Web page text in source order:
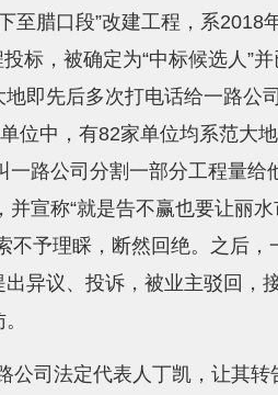
至腊口段”改建工程，系2018
标，被确定为“中标候选人”
即先后多次打电话给一路公
位中，有82家单位均系范大地
路公司分割一部分工程量给
宣称“就是告不赢也要让丽
不予理睬，断然回绝。之后，
异议、投诉，被业主驳回，
公司法定代表人丁凯，让其转